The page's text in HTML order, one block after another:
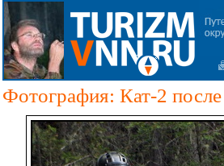
Фотография: Кат-2